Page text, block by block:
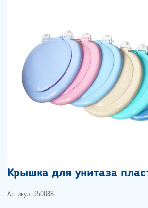
Крышка для унитаза
Артикул: 350088